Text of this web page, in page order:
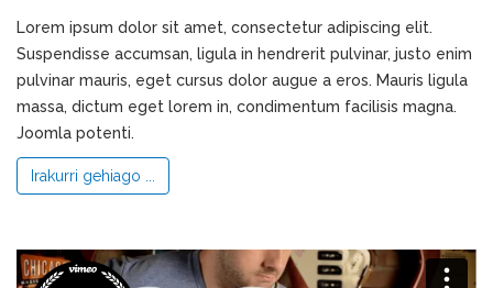
Lorem ipsum dolor sit amet, consectetur adipiscing elit.
Suspendisse accumsan, ligula in hendrerit pulvinar, justo enim
pulvinar mauris, eget cursus dolor augue a eros. Mauris ligula
massa, dictum eget lorem in, condimentum facilisis magna.
Joomla potenti.
Irakurri gehiago ...